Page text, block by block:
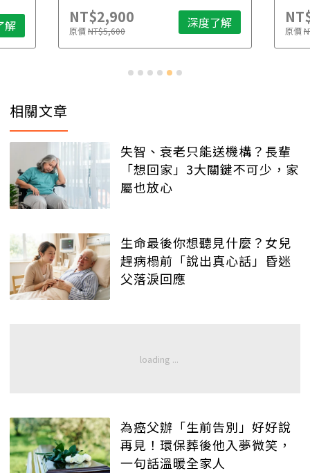
解 NT$2,900
原價NT$5,600 深度了解 原價
相關文章
失智、衰老只能送機構？長輩
「想回家」3大關鍵不可少，家
屬也放心
生命最後你想聽見什麼？女兒
趕病榻前「說出真心話」昏迷
父落淚回應
為癌父辦「生前告別」好好說
再見！環保葬後他入夢微笑，
一句話溫暖全家人